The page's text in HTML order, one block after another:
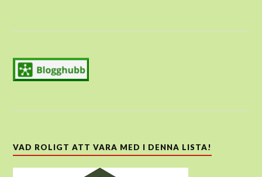
VAD ROLIGT ATT VARA MED I DENNA LISTA!